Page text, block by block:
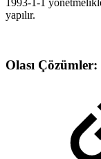
yapılır.
Olası Çözümler: